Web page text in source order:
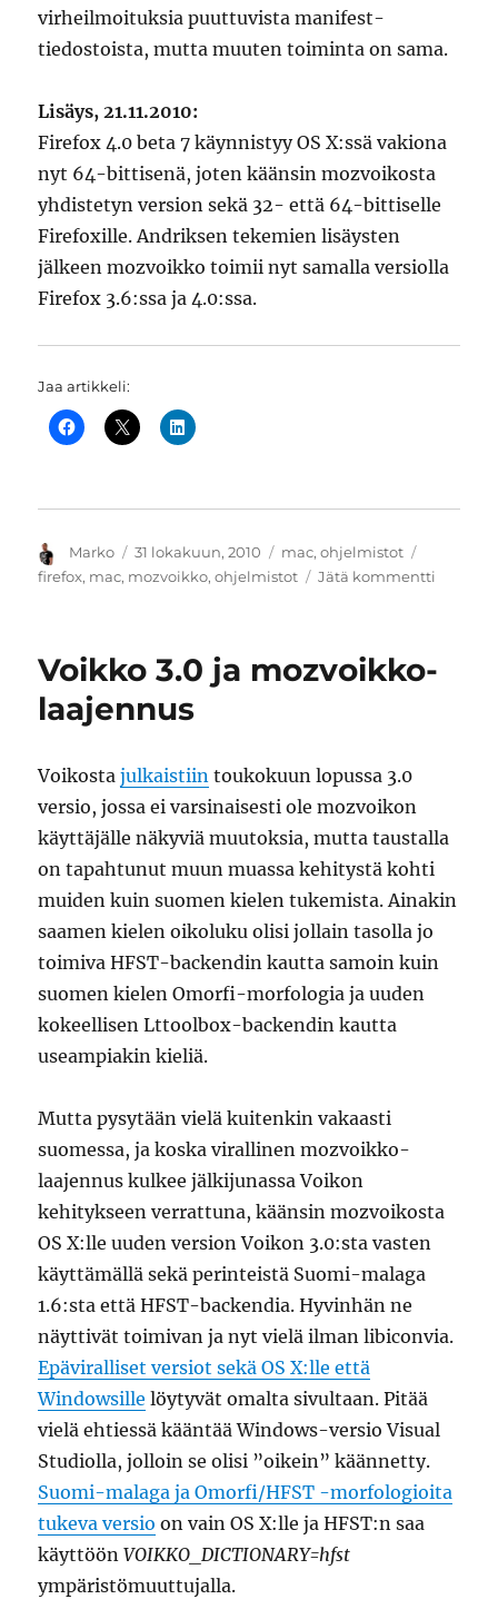
virheilmoituksia puuttuvista manifest-
tiedostoista, mutta muuten toiminta on sama.
Lisäys, 21.11.2010:
Firefox 4.0 beta 7 käynnistyy OS X:ssä vakiona
nyt 64-bittisenä, joten käänsin mozvoikosta
yhdistetyn version sekä 32- että 64-bittiselle
Firefoxille. Andriksen tekemien lisäysten
jälkeen mozvoikko toimii nyt samalla versiolla
Firefox 3.6:ssa ja 4.0:ssa.
Jaa artikkeli:
Kirjoittaja
Marko Julkaistu
31 lokakuun, 2010 Kategoriat
mac,ohjelmistot
firefox, mac, mozvoikko,ohjelmistot Jätä kommentti
ja
Voikko 3.0 ja mozvoikko-
laajennus
Voikostajulkaistiin toukokuun lopussa 3.0
versio, jossa ei varsinaisesti ole mozvoikon
käyttäjälle näkyviä muutoksia, mutta taustalla
on tapahtunut muun muassa kehitystä kohti
muiden kuin suomen kielen tukemista. Ainakin
saamen kielen oikoluku olisi jollain tasolla jo
toimiva HFST-backendin kautta samoin kuin
suomen kielen Omorfi-morfologia ja uuden
kokeellisen Lttoolbox-backendin kautta
useampiakin kieliä.
Mutta pysytään vielä kuitenkin vakaasti
suomessa, ja koska virallinen mozvoikko-
laajennus kulkee jälkijunassa Voikon
kehitykseen verrattuna, käänsin mozvoikosta
OS X:lle uuden version Voikon 3.0:sta vasten
käyttämällä sekä perinteistä Suomi-malaga
1.6:sta että HFST-backendia. Hyvinhän ne
näyttivät toimivan ja nyt vielä ilman libiconvia.
Epäviralliset versiot sekä OS X:lle että
Windowsille löytyvät omalta sivultaan. Pitää
vielä ehtiessä kääntää Windows-versio Visual
Studiolla, jolloin se olisi ”oikein” käännetty.
Suomi-malaga ja Omorfi/HFST -morfologioita
tukeva versio on vain OS X:lle ja HFST:n saa
käyttöönVOIKKO_DICTIONARY=hfst
ympäristömuuttujalla.